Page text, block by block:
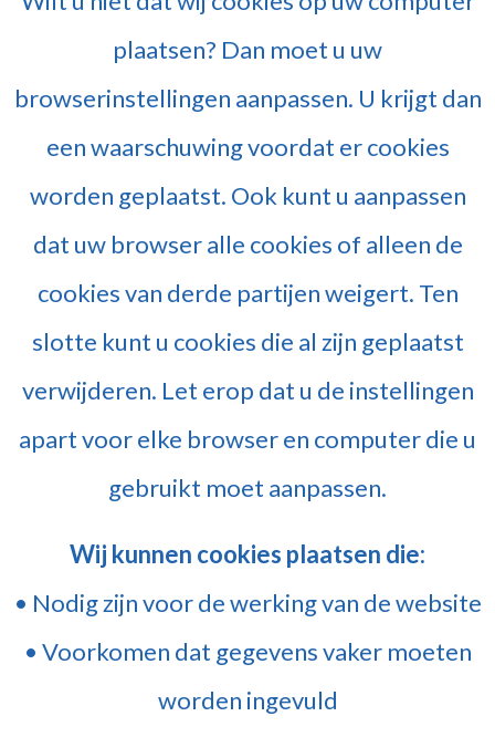
plaatsen? Dan moet u uw
browserinstellingen aanpassen. U krijgt dan
een waarschuwing voordat er cookies
worden geplaatst. Ook kunt u aanpassen
dat uw browser alle cookies of alleen de
cookies van derde partijen weigert. Ten
slotte kunt u cookies die al zijn geplaatst
verwijderen. Let erop dat u de instellingen
apart voor elke browser en computer die u
gebruikt moet aanpassen.
Wij kunnen cookies plaatsen die:
• Nodig zijn voor de werking van de website
• Voorkomen dat gegevens vaker moeten
worden ingevuld